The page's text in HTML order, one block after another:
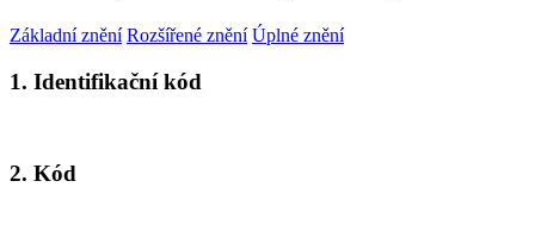
Základní znění Rozšířené znění Úplné znění
1. Identifikační kód
2. Kód